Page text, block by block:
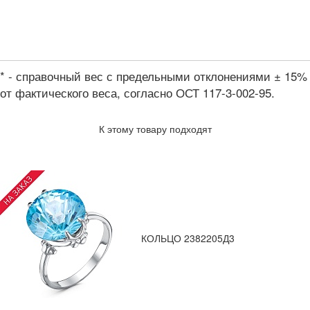
* - справочный вес с предельными отклонениями ± 15%
от фактического веса, согласно ОСТ 117-3-002-95.
К этому товару подходят
КОЛЬЦО 2382205Д3